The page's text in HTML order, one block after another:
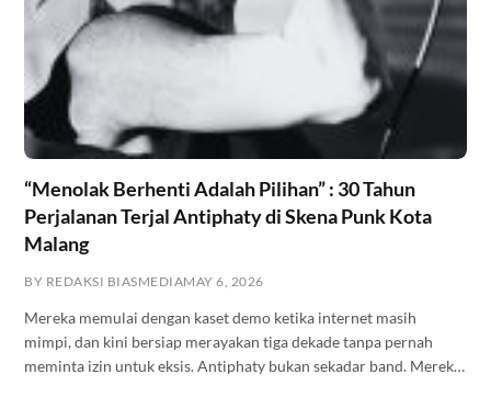
“Menolak Berhenti Adalah Pilihan” : 30 Tahun
Perjalanan Terjal Antiphaty di Skena Punk Kota
Malang
BY REDAKSI BIASMEDIAMAY 6, 2026
Mereka memulai dengan kaset demo ketika internet masih
mimpi, dan kini bersiap merayakan tiga dekade tanpa pernah
meminta izin untuk eksis. Antiphaty bukan sekadar band. Mereka